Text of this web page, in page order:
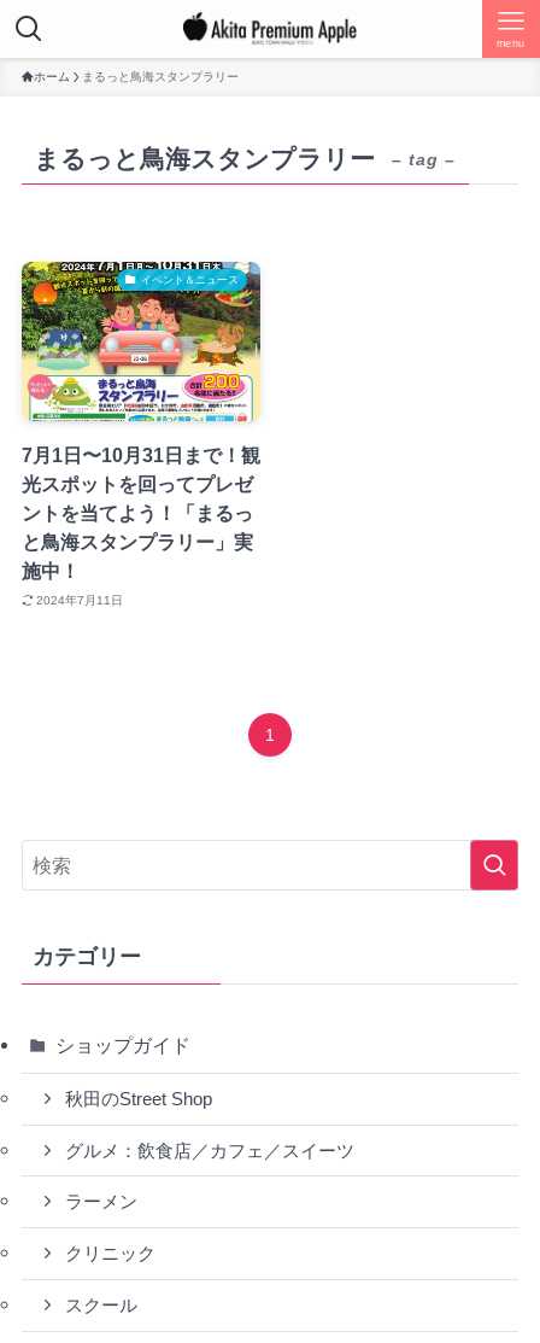
menu
ホーム まるっと鳥海スタンプラリー
まるっと鳥海スタンプラリー – tag –
イベント＆ニュース
7月1日〜10月31日まで！観
光スポットを回ってプレゼ
ントを当てよう！「まるっ
と鳥海スタンプラリー」実
施中！
2024年7月11日
1
カテゴリー
ショップガイド
秋田のStreet Shop
グルメ：飲食店／カフェ／スイーツ
ラーメン
クリニック
スクール